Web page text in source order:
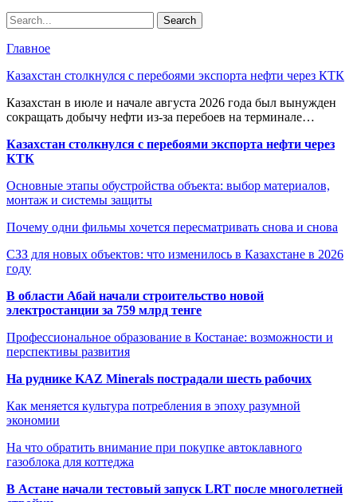
Главное
Казахстан столкнулся с перебоями экспорта нефти через КТК
Казахстан в июле и начале августа 2026 года был вынужден
сокращать добычу нефти из-за перебоев на терминале…
Казахстан столкнулся с перебоями экспорта нефти через
КТК
Основные этапы обустройства объекта: выбор материалов,
монтаж и системы защиты
Почему одни фильмы хочется пересматривать снова и снова
СЗЗ для новых объектов: что изменилось в Казахстане в 2026
году
В области Абай начали строительство новой
электростанции за 759 млрд тенге
Профессиональное образование в Костанае: возможности и
перспективы развития
На руднике KAZ Minerals пострадали шесть рабочих
Как меняется культура потребления в эпоху разумной
экономии
На что обратить внимание при покупке автоклавного
газоблока для коттеджа
В Астане начали тестовый запуск LRT после многолетней